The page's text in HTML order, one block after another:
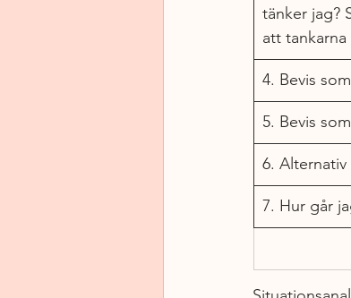
tänker jag?
att tankarna
4. Bevis
5. Bevis
6. Alternativ
7. Hur går